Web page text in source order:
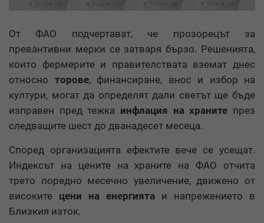
От ФАО подчертават, че прозорецът за
превантивни мерки се затваря бързо. Решенията,
които фермерите и правителствата вземат днес
относно торове, финансиране, внос и избор на
култури, могат да определят дали светът ще бъде
изправен пред тежка инфлация на храните през
следващите шест до дванадесет месеца.
Според организацията ефектите вече се усещат.
Индексът на цените на храните на ФАО отчита
трето поредно месечно увеличение, движено от
високите цени на енергията и напрежението в
Близкия изток.